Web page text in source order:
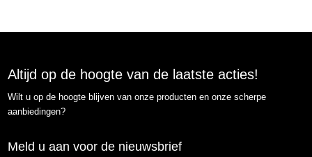
Altijd op de hoogte van de laatste acties!
Wilt u op de hoogte blijven van onze producten en onze scherpe
aanbiedingen?
Meld u aan voor de nieuwsbrief